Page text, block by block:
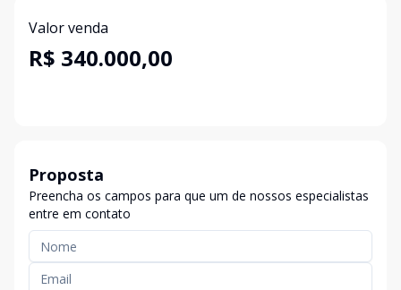
Valor venda
R$ 340.000,00
Proposta
Preencha os campos para que um de nossos especialistas
entre em contato